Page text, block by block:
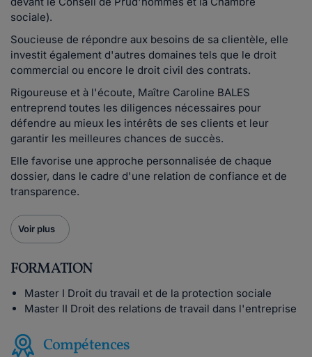
sociale).
Soucieuse de répondre aux besoins de sa clientèle, elle
investit également d'autres domaines tels que le droit
commercial ou encore le droit civil des contrats.
Rigoureuse et à l'écoute, Maître Caroline BALES
entreprend toutes les diligences nécessaires pour
défendre au mieux les intérêts de ses clients et leur
garantir les meilleures chances de succès.
Elle favorise une approche personnalisée de chaque
dossier, dans le cadre d'une relation de confiance et de
transparence.
Voir plus
FORMATION
Master I Droit du travail et de la protection sociale
Master II Droit des relations de travail dans l'entreprise
Compétences